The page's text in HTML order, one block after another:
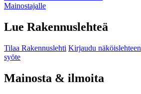
Mainostajalle
Lue Rakennuslehteä
Tilaa Rakennuslehti Kirjaudu näköislehteen
syöte
Mainosta & ilmoita